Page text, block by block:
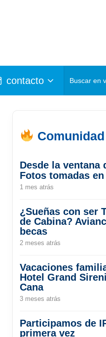
contacto
Desde la ventana
Fotos tomadas
1 mes atrás
¿Sueñas con ser
de Cabina?
becas
2 meses atrás
Vacaciones
Hotel Grand
Cana
3 meses atrás
Participamos de
primera vez